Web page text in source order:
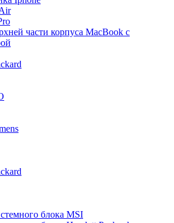
части корпуса MacBook с
блока MSI